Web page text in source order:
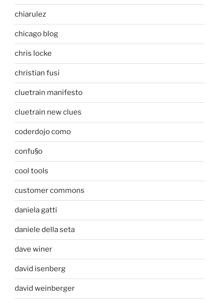
chiarulez
chicago blog
chris locke
christian fusi
cluetrain manifesto
cluetrain new clues
coderdojo como
confu§o
cool tools
customer commons
daniela gatti
daniele della seta
dave winer
david isenberg
david weinberger